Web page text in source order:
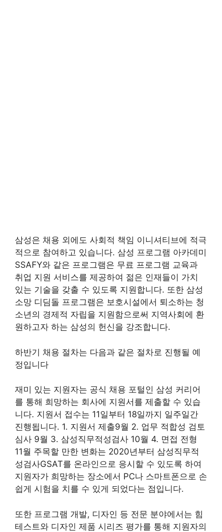
삼성은 채용 외에도 사회적 책임 이니셔티브에 적극
적으로 참여하고 있습니다. 삼성 프로그램 아카데미
SSAFY와 같은 프로그램은 무료 프로그램 교육과
취업 지원 서비스를 제공하여 젊은 인재들이 가치
있는 기술을 갖출 수 있도록 지원합니다. 또한 삼성
소망 디딤돌 프로그램은 보호시설에서 퇴소하는 청
소년의 경제적 자립을 지원함으로써 지역사회에 환
원하고자 하는 삼성의 헌신을 강조합니다.
하반기 채용 절차는 다음과 같은 절차로 진행될 예
정입니다
재미 있는 지원자는 공식 채용 포털인 삼성 커리어
를 통해 희망하는 회사에 지원서를 제출할 수 있습
니다. 지원서 접수는 11일부터 18일까지 일주일간
진행됩니다. 1. 지원서 제출9월 2. 업무 적합성 검토
심사 9월 3. 삼성직무적성검사 10월 4. 면접 전형
11월 주목할 만한 변화는 2020년부터 삼성직무적
성검사GSAT를 온라인으로 응시할 수 있도록 하여
지원자가 희망하는 장소에서 PC나 스마트폰으로 손
쉽게 시험을 치를 수 있게 되었다는 점입니다.
또한 프로그램 개발, 디자인 등 전문 분야에서는 힘
테스트와 디자인 제품 시리즈 평가를 통해 지원자의